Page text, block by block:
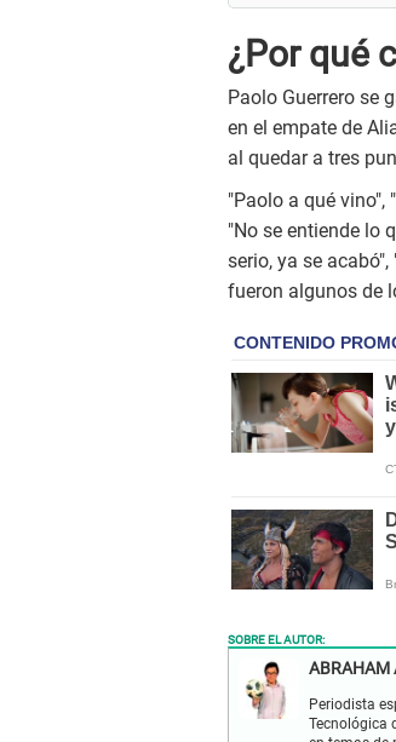
¿Por qué
Paolo Guerrero se
en el empate de
al quedar a tres
"Paolo a qué vino",
"No se entiende lo
serio, ya se
fueron algunos de
SOBRE EL AUTOR:
ABRAHAM
Periodista
Tecnológica